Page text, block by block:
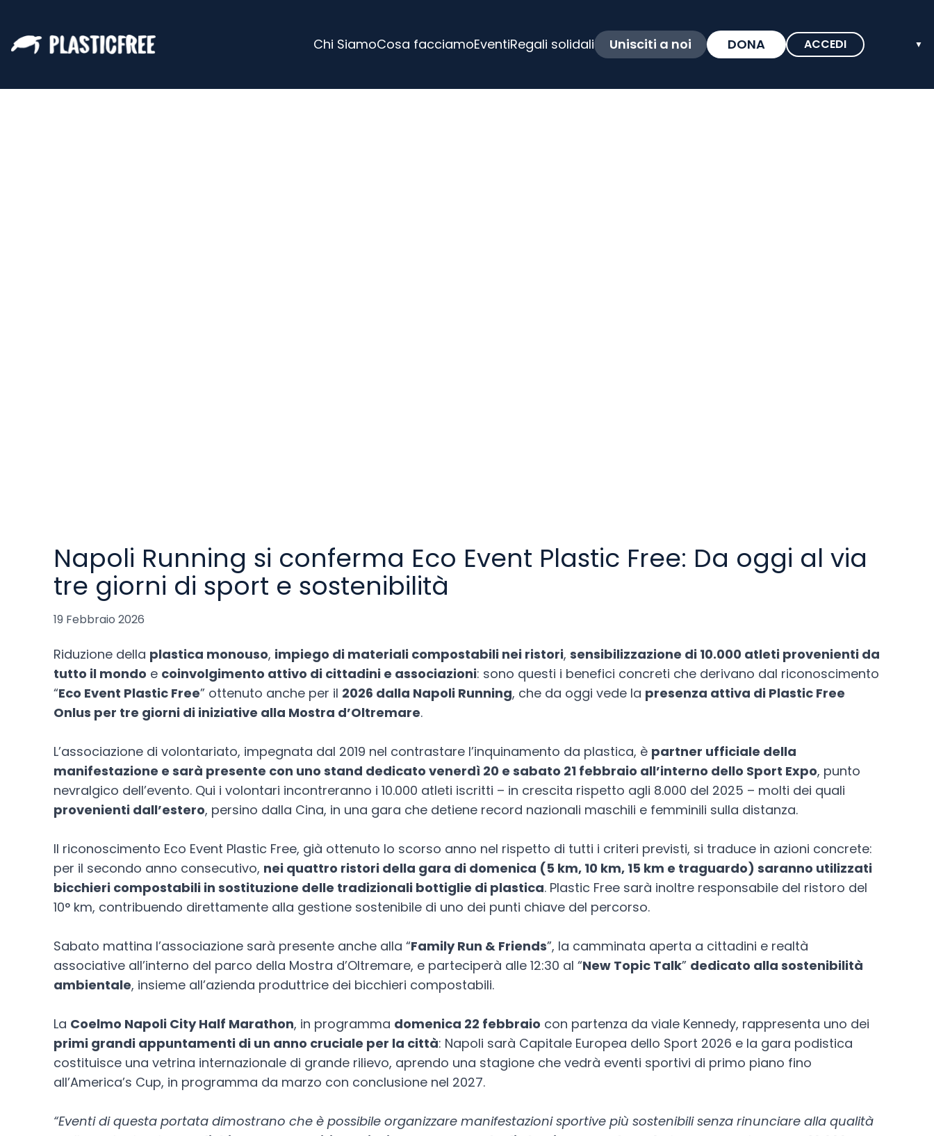
Chi SiamoCosa facciamoEventiRegali solidali Unisciti a noi DONA ACCEDI ▼
Napoli Running si conferma Eco Event Plastic Free: Da oggi al via
tre giorni di sport e sostenibilità
19 Febbraio 2026
Riduzione della plastica monouso, impiego di materiali compostabili nei ristori, sensibilizzazione di 10.000 atleti provenienti da
tutto il mondo e coinvolgimento attivo di cittadini e associazioni: sono questi i benefici concreti che derivano dal riconoscimento
“Eco Event Plastic Free” ottenuto anche per il 2026 dalla Napoli Running, che da oggi vede la presenza attiva di Plastic Free
Onlus per tre giorni di iniziative alla Mostra d’Oltremare.
L’associazione di volontariato, impegnata dal 2019 nel contrastare l’inquinamento da plastica, è partner ufficiale della
manifestazione e sarà presente con uno stand dedicato venerdì 20 e sabato 21 febbraio all’interno dello Sport Expo, punto
nevralgico dell’evento. Qui i volontari incontreranno i 10.000 atleti iscritti – in crescita rispetto agli 8.000 del 2025 – molti dei quali
provenienti dall’estero, persino dalla Cina, in una gara che detiene record nazionali maschili e femminili sulla distanza.
Il riconoscimento Eco Event Plastic Free, già ottenuto lo scorso anno nel rispetto di tutti i criteri previsti, si traduce in azioni concrete:
per il secondo anno consecutivo, nei quattro ristori della gara di domenica (5 km, 10 km, 15 km e traguardo) saranno utilizzati
bicchieri compostabili in sostituzione delle tradizionali bottiglie di plastica. Plastic Free sarà inoltre responsabile del ristoro del
10° km, contribuendo direttamente alla gestione sostenibile di uno dei punti chiave del percorso.
Sabato mattina l’associazione sarà presente anche alla “Family Run & Friends”, la camminata aperta a cittadini e realtà
associative all’interno del parco della Mostra d’Oltremare, e parteciperà alle 12:30 al “New Topic Talk” dedicato alla sostenibilità
ambientale, insieme all’azienda produttrice dei bicchieri compostabili.
La Coelmo Napoli City Half Marathon, in programma domenica 22 febbraio con partenza da viale Kennedy, rappresenta uno dei
primi grandi appuntamenti di un anno cruciale per la città: Napoli sarà Capitale Europea dello Sport 2026 e la gara podistica
costituisce una vetrina internazionale di grande rilievo, aprendo una stagione che vedrà eventi sportivi di primo piano fino
all’America’s Cup, in programma da marzo con conclusione nel 2027.
“Eventi di questa portata dimostrano che è possibile organizzare manifestazioni sportive più sostenibili senza rinunciare alla qualità